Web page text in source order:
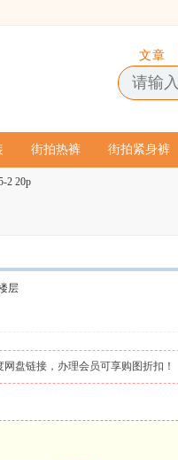
文章
街拍热裤 街拍紧身裤
2 20p
层
网盘链接，办理会员可享购图折扣！